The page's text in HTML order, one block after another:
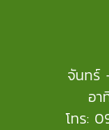
จันทร์
อ
โทร: